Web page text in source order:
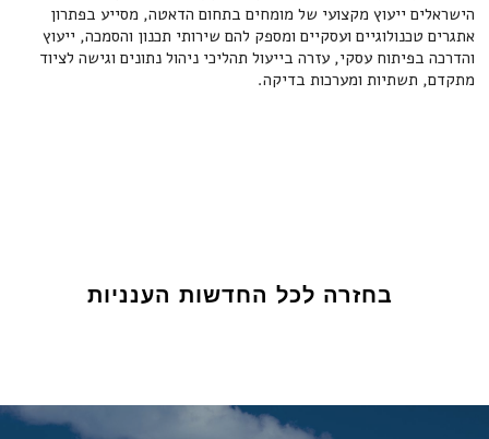
הישראלים ייעוץ מקצועי של מומחים בתחום הדאטה, מסייע בפתרון
אתגרים טכנולוגיים ועסקיים ומספק להם שירותי תכנון והסמכה, ייעוץ
והדרכה בפיתוח עסקי, עזרה בייעול תהליכי ניהול נתונים וגישה לציוד
מתקדם, תשתיות ומערכות בדיקה.
בחזרה לכל החדשות הענניות